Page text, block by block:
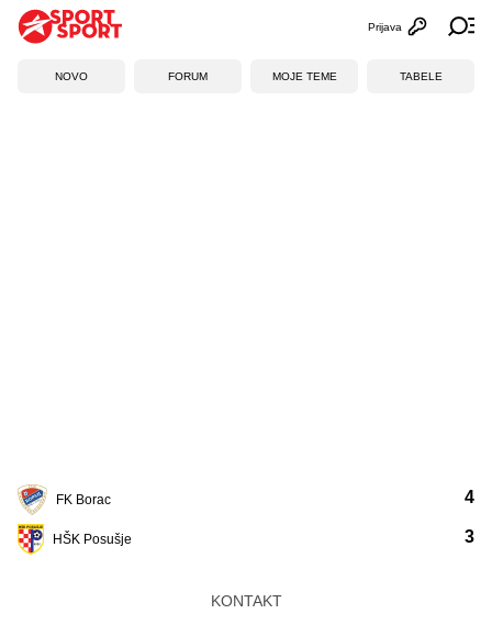
Otvori
Prijava
NOVO FORUM MOJE TEME TABELE
FK Borac
HŠK Posušje
4
3
KONTAKT